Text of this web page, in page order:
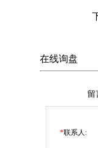
在线询盘
留
*联系人: